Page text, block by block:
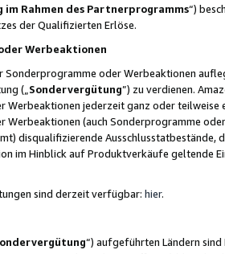
Rahmen des Partnerprogramms“)
der Qualifizierten Erlöse.
Werbeaktionen
Sonderprogramme oder Werbeaktionen
(„ Sondervergütung”) zu verdienen.
Werbeaktionen jederzeit ganz oder
Werbeaktionen (auch Sonderprogramme
disqualifizierende Ausschlusstatbestände,
im Hinblick auf Produktverkäufe geltende
sind derzeit verfügbar: hier.
“) aufgeführten Ländern